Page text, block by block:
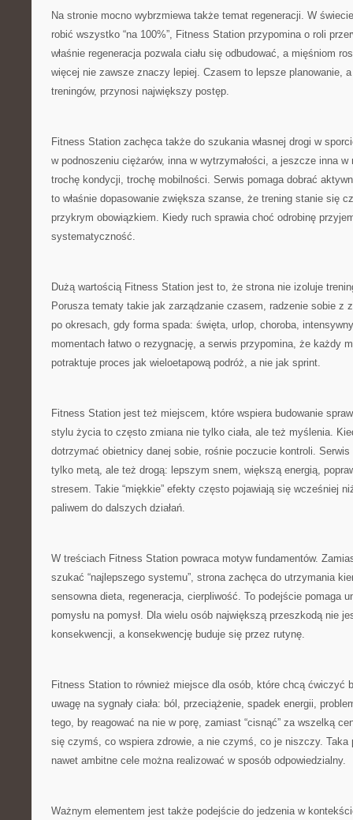
Na stronie mocno wybrzmiewa także temat regeneracji. W
robić wszystko “na 100%”, Fitness Station przypomina o roli
właśnie regeneracja pozwala ciału się odbudować, a mięśniom
więcej nie zawsze znaczy lepiej. Czasem to lepsze planowanie, a
treningów, przynosi największy postęp.
Fitness Station zachęca także do szukania własnej drogi w
w podnoszeniu ciężarów, inna w wytrzymałości, a jeszcze inna w
trochę kondycji, trochę mobilności. Serwis pomaga dobrać
to właśnie dopasowanie zwiększa szanse, że trening stanie się
przykrym obowiązkiem. Kiedy ruch sprawia choć odrobinę
systematyczność.
Dużą wartością Fitness Station jest to, że strona nie izoluje
Porusza tematy takie jak zarządzanie czasem, radzenie sobie z
po okresach, gdy forma spada: święta, urlop, choroba,
momentach łatwo o rezygnację, a serwis przypomina, że każdy
potraktuje proces jak wieloetapową podróż, a nie jak sprint.
Fitness Station jest też miejscem, które wspiera budowanie
stylu życia to często zmiana nie tylko ciała, ale też myślenia.
dotrzymać obietnicy danej sobie, rośnie poczucie kontroli.
tylko metą, ale też drogą: lepszym snem, większą energią,
stresem. Takie “miękkie” efekty często pojawiają się wcześniej
paliwem do dalszych działań.
W treściach Fitness Station powraca motyw fundamentów.
szukać “najlepszego systemu”, strona zachęca do utrzymania
sensowna dieta, regeneracja, cierpliwość. To podejście pomaga
pomysłu na pomysł. Dla wielu osób największą przeszkodą nie
konsekwencji, a konsekwencję buduje się przez rutynę.
Fitness Station to również miejsce dla osób, które chcą ćwiczyć
uwagę na sygnały ciała: ból, przeciążenie, spadek energii,
tego, by reagować na nie w porę, zamiast “cisnąć” za wszelką
się czymś, co wspiera zdrowie, a nie czymś, co je niszczy. Taka
nawet ambitne cele można realizować w sposób odpowiedzialny.
Ważnym elementem jest także podejście do jedzenia w